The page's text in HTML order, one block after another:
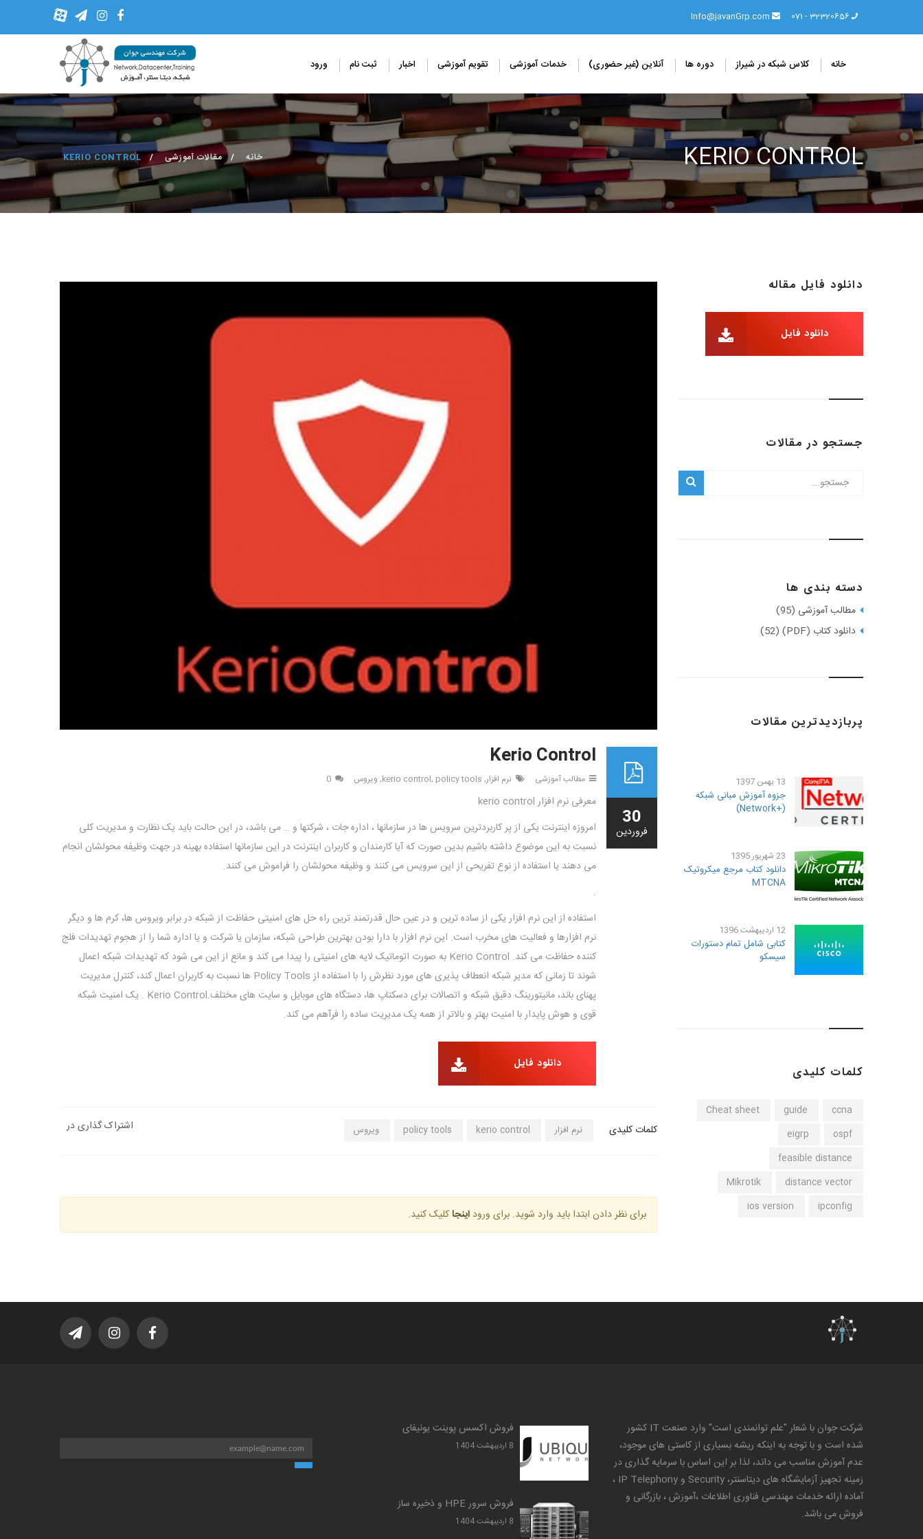
32320656 - 071
خانه کلاس شبکه در شیراز دوره ها آنلاین (غیر حضوری) خدمات آموزشی تقویم آموزشی اخبار ثبت نام ورود
KERIO CONTROL خانه مقالات آموزشی KERIO CONTROL
Kerio Control
مطالب آموزشی نرم افزار,
kerio control, policy tools
, ویروس 0
معرفی نرم افزار kerio control
امروزه اینترنت یکی از پر کاربردترین سرویس ها در سازمانها ، اداره جات ، شرکتها و … می باشد، در این حالت باید یک نظارت و مدیریت کلی
نسبت به این موضوع داشته باشیم بدین صورت که آیا کارمندان و کاربران اینترنت در این سازمانها استفاده بهینه در جهت وظیفه محولشان انجام
می دهند یا استفاده از نوع تفریحی از این سرویس می کنند و وظیفه محولشان را فراموش می کنند.
.
استفاده از این نرم افزار یکی از ساده ترین و در عین حال قدرتمند ترین راه حل های امنیتی حفاظت از شبکه در برابر ویروس ها، کرم ها و دیگر
نرم افزارها و فعالیت های مخرب است. این نرم افزار با دارا بودن بهترین طراحی شبکه، سازمان یا شرکت و یا اداره شما را از هجوم تهدیدات فلج
کننده حفاظت می کند. Kerio Control به صورت اتوماتیک لایه های امنیتی را پیدا می کند و مانع از این می شود که تهدیدات شبکه اعمال
شوند تا زمانی که مدیر شبکه انعطاف پذیری های مورد نظرش را با استفاده از Policy Tools ها نسبت به کاربران اعمال کند، کنترل مدیریت
پهنای باند، مانیتورینگ دقیق شبکه و اتصالات برای دسکتاپ ها، دستگاه های موبایل و سایت های مختلف.Kerio Control . یک امنیت شبکه
قوی و هوش پایدار با امنیت بهتر و بالاتر از همه یک مدیریت ساده را فرآهم می کند.
دانلود فایل
30
فروردين
کلمات کلیدی نرم افزار kerio control
policy tools ویروس اشتراک گذاری در
برای نظر دادن ابتدا باید وارد شوید. برای ورود اینجا کلیک کنید.
دانلود فایل مقاله
دانلود فایل
جستجو در مقالات
دسته بندی ها
مطالب آموزشی (95)
دانلود کتاب (PDF) (52)
پربازدیدترین مقالات
13 بهمن 1397
جزوه آموزش مبانی شبکه
(+Network)
23 شهريور 1395
دانلود کتاب مرجع میکروتیک
MTCNA
12 ارديبهشت 1396
کتابی شامل تمام دستورات
سیسکو
کلمات کلیدی
ccna
guide
Cheat sheet
ospf
eigrp
feasible distance
distance vector
Mikrotik
ipconfig
ios version
شرکت جوان با شعار "علم توانمندی است" وارد صنعت IT کشور
شده است و با توجه به اینکه ریشه بسیاری از کاستی های موجود،
عدم آموزش مناسب می داند، لذا بر این اساس با سرمایه گذاری در
زمینه تجهیز آزمایشگاه های دیتاسنتر، Security و IP Telephony ،
آماده ارائه خدمات مهندسی فناوری اطلاعات ،آموزش ، بازرگانی و
فروش می باشد.
فروش اکسس پوینت یونیفای
8 ارديبهشت 1404
فروش سرور HPE و ذخیره ساز
8 ارديبهشت 1404